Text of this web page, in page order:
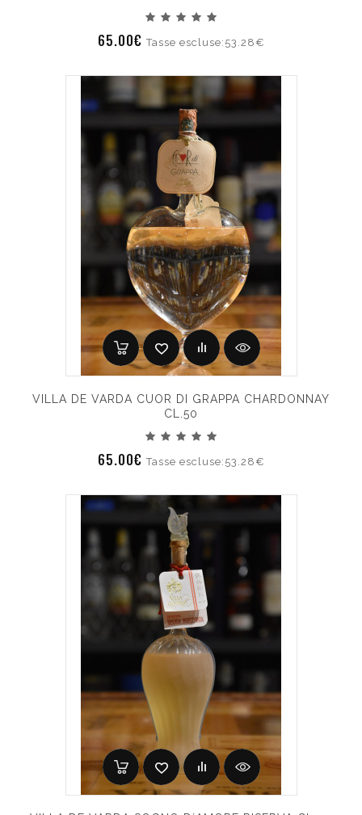
65.00€Tasse escluse:53.28€
VILLA DE VARDA CUOR DI GRAPPA CHARDONNAY
CL.50
65.00€Tasse escluse:53.28€